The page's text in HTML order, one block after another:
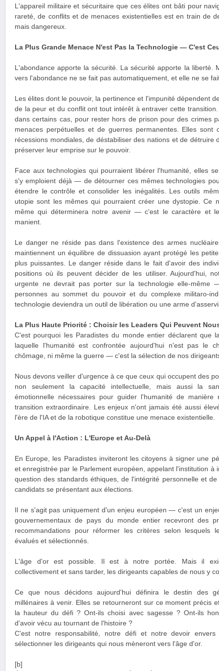
L'appareil militaire et sécuritaire que ces élites ont bâti pour
rareté, de conflits et de menaces existentielles est en train de
mais dangereux.
La Plus Grande Menace N'est Pas la Technologie — C'est
L'abondance apporte la sécurité. La sécurité apporte la liberté.
vers l'abondance ne se fait pas automatiquement, et elle ne se
Les élites dont le pouvoir, la pertinence et l'impunité dépendent
de la peur et du conflit ont tout intérêt à entraver cette
dans certains cas, pour rester hors de prison pour des crimes
menaces perpétuelles et de guerres permanentes. Elles sont
récessions mondiales, de déstabiliser des nations et de détruire
préserver leur emprise sur le pouvoir.
Face aux technologies qui pourraient libérer l'humanité, elles
s'y emploient déjà — de détourner ces mêmes technologies
étendre le contrôle et consolider les inégalités. Les outils
utopie sont les mêmes qui pourraient créer une dystopie. Ce
même qui déterminera notre avenir — c'est le caractère et
manient.
Le danger ne réside pas dans l'existence des armes
maintiennent un équilibre de dissuasion ayant protégé les
plus puissantes. Le danger réside dans le fait d'avoir des
positions où ils peuvent décider de les utiliser. Aujourd'hui,
urgente ne devrait pas porter sur la technologie elle-même
personnes au sommet du pouvoir et du complexe militaro-
technologie deviendra un outil de libération ou une arme
La Plus Haute Priorité : Choisir les Leaders Qui Peuvent
C'est pourquoi les Paradistes du monde entier déclarent que
laquelle l'humanité est confrontée aujourd'hui n'est pas le
chômage, ni même la guerre — c'est la sélection de nos
Nous devons veiller d'urgence à ce que ceux qui occupent des
non seulement la capacité intellectuelle, mais aussi la
émotionnelle nécessaires pour guider l'humanité de manière
transition extraordinaire. Les enjeux n'ont jamais été aussi
l'ère de l'IA et de la robotique constitue une menace existentielle.
Un Appel à l'Action : L'Europe et Au-Delà
En Europe, les Paradistes inviteront les citoyens à signer une
et enregistrée par le Parlement européen, appelant l'institution à
question des standards éthiques, de l'intégrité personnelle et
candidats se présentant aux élections.
Il ne s'agit pas uniquement d'un enjeu européen — c'est un
gouvernementaux de pays du monde entier recevront des
recommandations pour réformer les critères selon lesquels
évalués et sélectionnés.
L'âge d'or est possible. Il est à notre portée. Mais il
collectivement et sans tarder, les dirigeants capables de nous y
Ce que nous décidons aujourd'hui définira le destin des
millénaires à venir. Elles se retourneront sur ce moment précis
la hauteur du défi ? Ont-ils choisi avec sagesse ? Ont-ils
d'avoir vécu au tournant de l'histoire ?
C'est notre responsabilité, notre défi et notre devoir
sélectionner les dirigeants qui nous mèneront vers l'âge d'or.
[b]